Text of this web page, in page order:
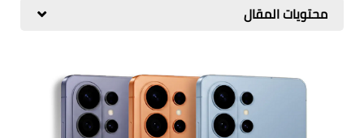
ذكاء اصطناعي
محتويات المقال